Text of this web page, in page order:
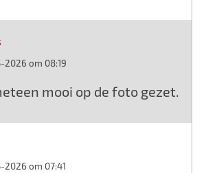
2026 om 08:19
mooi op de foto gezet.
2026 om 07:41